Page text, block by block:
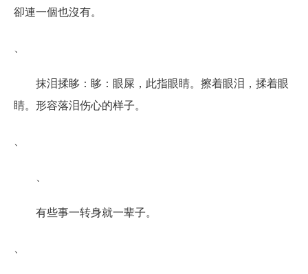
卻連一個也沒有。
、
抹泪揉眵：眵：眼屎，此指眼睛。擦着眼泪，揉着眼
睛。形容落泪伤心的样子。
、
、
有些事一转身就一辈子。
、